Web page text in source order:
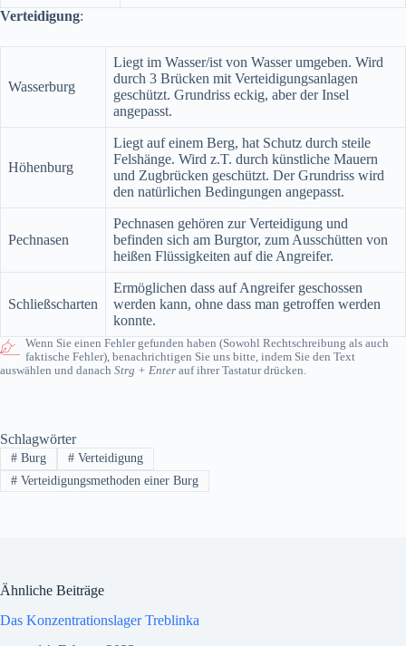
Verteidigung:
Wasserburg
Liegt im Wasser/ist von Wasser umgeben. Wird
durch 3 Brücken mit Verteidigungsanlagen
geschützt. Grundriss eckig, aber der Insel
angepasst.
Höhenburg
Liegt auf einem Berg, hat Schutz durch steile
Felshänge. Wird z.T. durch künstliche Mauern
und Zugbrücken geschützt. Der Grundriss wird
den natürlichen Bedingungen angepasst.
Pechnasen
Pechnasen gehören zur Verteidigung und
befinden sich am Burgtor, zum Ausschütten von
heißen Flüssigkeiten auf die Angreifer.
Schließscharten
Ermöglichen dass auf Angreifer geschossen
werden kann, ohne dass man getroffen werden
konnte.
Wenn Sie einen Fehler gefunden haben (Sowohl Rechtschreibung als auch
faktische Fehler), benachrichtigen Sie uns bitte, indem Sie den Text
auswählen und danach Strg + Enter auf ihrer Tastatur drücken.
Schlagwörter
#Burg #Verteidigung
#Verteidigungsmethoden einer Burg
Ähnliche Beiträge
Das Konzentrationslager Treblinka